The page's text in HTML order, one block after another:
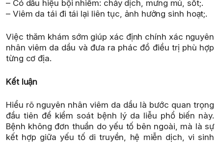
– Có dấu hiệu bội nhiễm: chảy dịch, mưng mủ, sốt;.
– Viêm da tái đi tái lại liên tục, ảnh hưởng sinh hoạt;.
Việc thăm khám sớm giúp xác định chính xác nguyên
nhân viêm da dầu và đưa ra phác đồ điều trị phù hợp
từng cơ địa.
Kết luận
Hiểu rõ nguyên nhân viêm da dầu là bước quan trọng
đầu tiên để kiểm soát bệnh lý da liễu phổ biến này.
Bệnh không đơn thuần do yếu tố bên ngoài, mà là sự
kết hợp giữa yếu tố di truyền, hệ miễn dịch, vi sinh